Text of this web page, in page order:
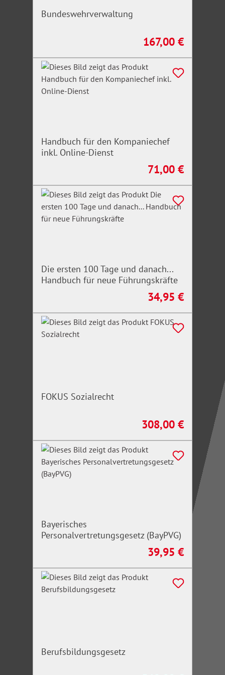
Bundeswehrverwaltung
Regulärer Preis:
167,00 €
Handbuch für den Kompaniechef
inkl. Online-Dienst
Regulärer Preis:
71,00 €
Die ersten 100 Tage und danach...
Handbuch für neue Führungskräfte
Regulärer Preis:
34,95 €
FOKUS Sozialrecht
Regulärer Preis:
308,00 €
Bayerisches
Personalvertretungsgesetz (BayPVG)
Regulärer Preis:
39,95 €
Berufsbildungsgesetz